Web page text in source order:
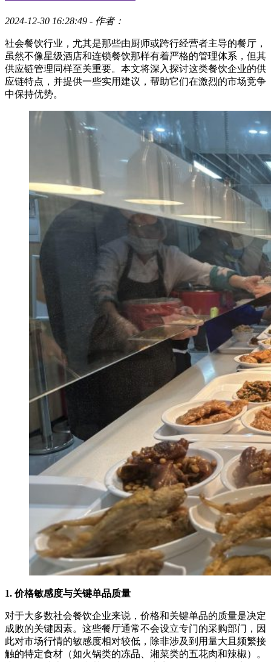
2024-12-30 16:28:49 - 作者：
社会餐饮行业，尤其是那些由厨师或跨行经营者主导的餐厅，
虽然不像星级酒店和连锁餐饮那样有着严格的管理体系，但其
供应链管理同样至关重要。本文将深入探讨这类餐饮企业的供
应链特点，并提供一些实用建议，帮助它们在激烈的市场竞争
中保持优势。
1. 价格敏感度与关键单品质量
对于大多数社会餐饮企业来说，价格和关键单品的质量是决定
成败的关键因素。这些餐厅通常不会设立专门的采购部门，因
此对市场行情的敏感度相对较低，除非涉及到用量大且频繁接
触的特定食材（如火锅类的冻品、湘菜类的五花肉和辣椒）。